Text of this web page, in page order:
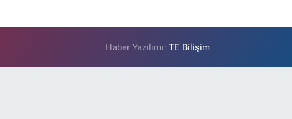
Haber Yazılımı:TE Bilişim